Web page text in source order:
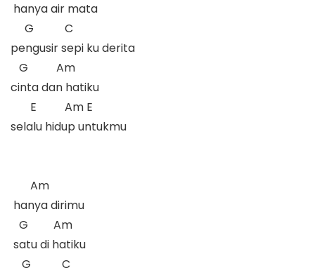
hanya air mata
     G           C
pengusir sepi ku derita
   G          Am
cinta dan hatiku
       E          Am E
selalu hidup untukmu
       Am
hanya dirimu
   G         Am
satu di hatiku
    G           C